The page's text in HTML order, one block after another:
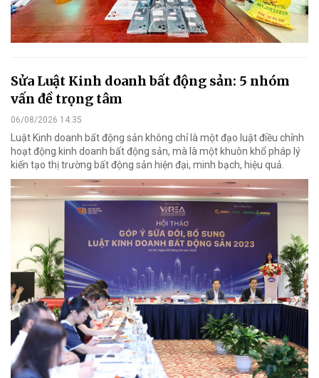
Sửa Luật Kinh doanh bất động sản: 5 nhóm
vấn đề trọng tâm
06/08/2026 14:35
Luật Kinh doanh bất động sản không chỉ là một đạo luật điều chỉnh
hoạt động kinh doanh bất động sản, mà là một khuôn khổ pháp lý
kiến tạo thị trường bất động sản hiện đại, minh bạch, hiệu quả.